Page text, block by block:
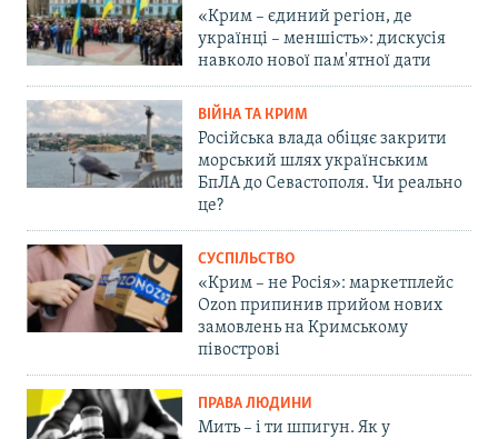
«Крим – єдиний регіон, де
українці – меншість»: дискусія
навколо нової пам'ятної дати
ВІЙНА ТА КРИМ
Російська влада обіцяє закрити
морський шлях українським
БпЛА до Севастополя. Чи реально
це?
СУСПІЛЬСТВО
«Крим – не Росія»: маркетплейс
Ozon припинив прийом нових
замовлень на Кримському
півострові
ПРАВА ЛЮДИНИ
Мить – і ти шпигун. Як у